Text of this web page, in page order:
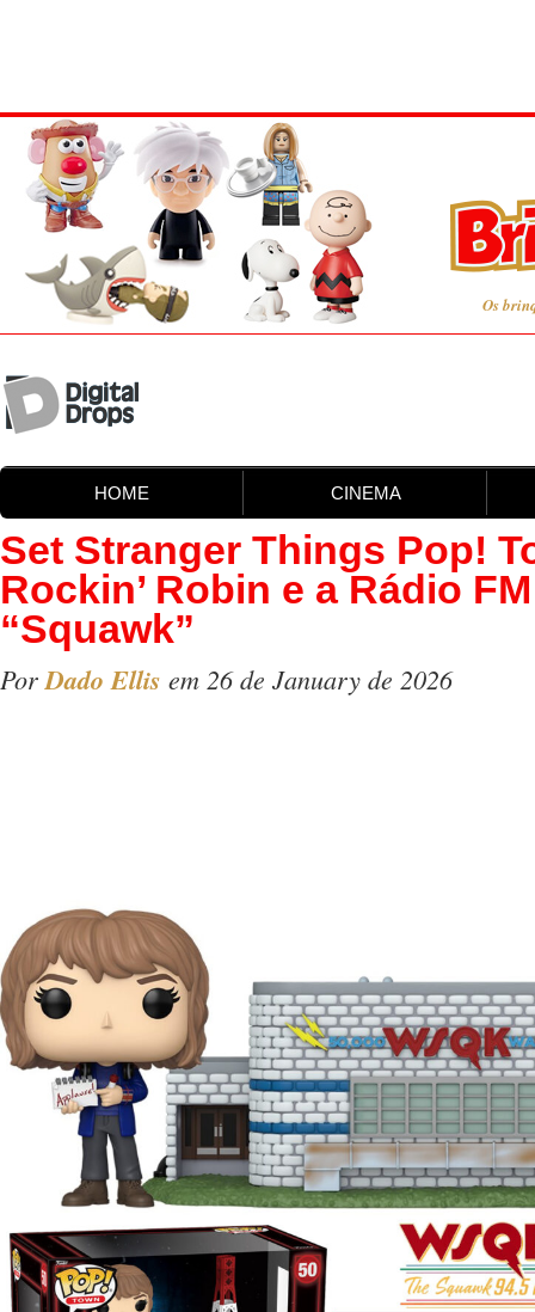
Os
HOME CINEMA
Set Stranger Things Pop!
Rockin’ Robin e a Rádio
“Squawk”
PorDado Ellis em 26 de January de 2026